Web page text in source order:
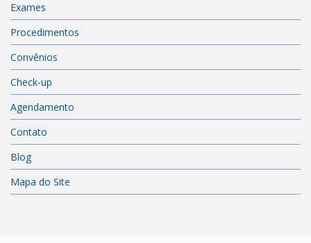
Exames
Procedimentos
Convênios
Check-up
Agendamento
Contato
Blog
Mapa do Site